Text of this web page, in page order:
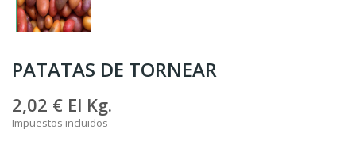
PATATAS DE TORNEAR
2,02 € El Kg.
Impuestos incluidos